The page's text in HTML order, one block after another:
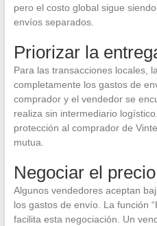
pero el costo global sigue
envíos separados.
Priorizar la
Para las transacciones locales,
completamente los gastos de
comprador y el vendedor se
realiza sin intermediario
protección al comprador de
mutua.
Negociar el
Algunos vendedores aceptan
los gastos de envío. La función
facilita esta negociación. Un